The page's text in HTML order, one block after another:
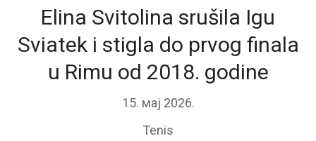
Elina Svitolina srušila Igu
Sviatek i stigla do prvog finala
u Rimu od 2018. godine
15. мај 2026.
Tenis